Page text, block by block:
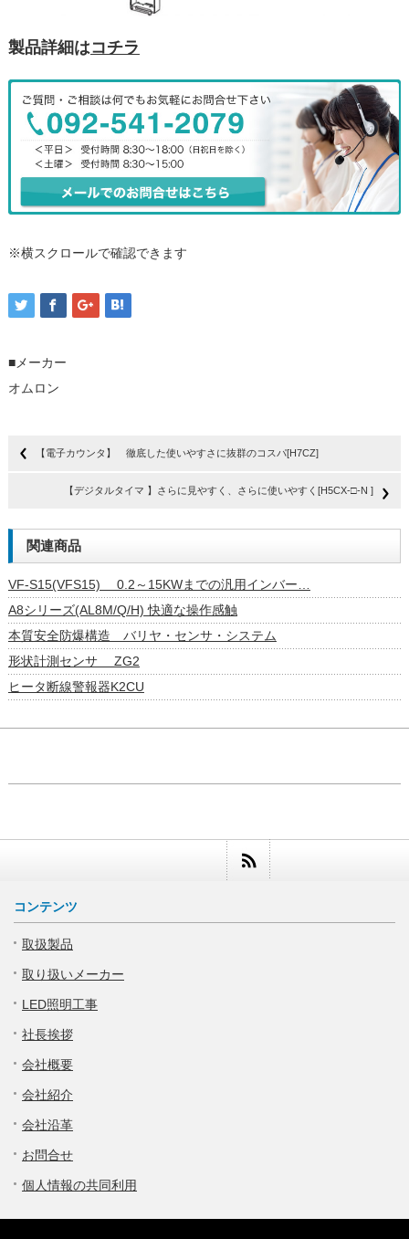
製品詳細はコチラ
※横スクロールで確認できます
■メーカー
オムロン
【電子カウンタ】 徹底した使いやすさに抜群のコスパ[H7CZ]
【デジタルタイマ 】さらに見やすく、さらに使いやすく[H5CX-□-N ]
関連商品
VF-S15(VFS15) 0.2～15KWまでの汎用インバー…
A8シリーズ(AL8M/Q/H) 快適な操作感触
本質安全防爆構造 バリヤ・センサ・システム
形状計測センサ ZG2
ヒータ断線警報器K2CU
コンテンツ
取扱製品
取り扱いメーカー
LED照明工事
社長挨拶
会社概要
会社紹介
会社沿革
お問合せ
個人情報の共同利用